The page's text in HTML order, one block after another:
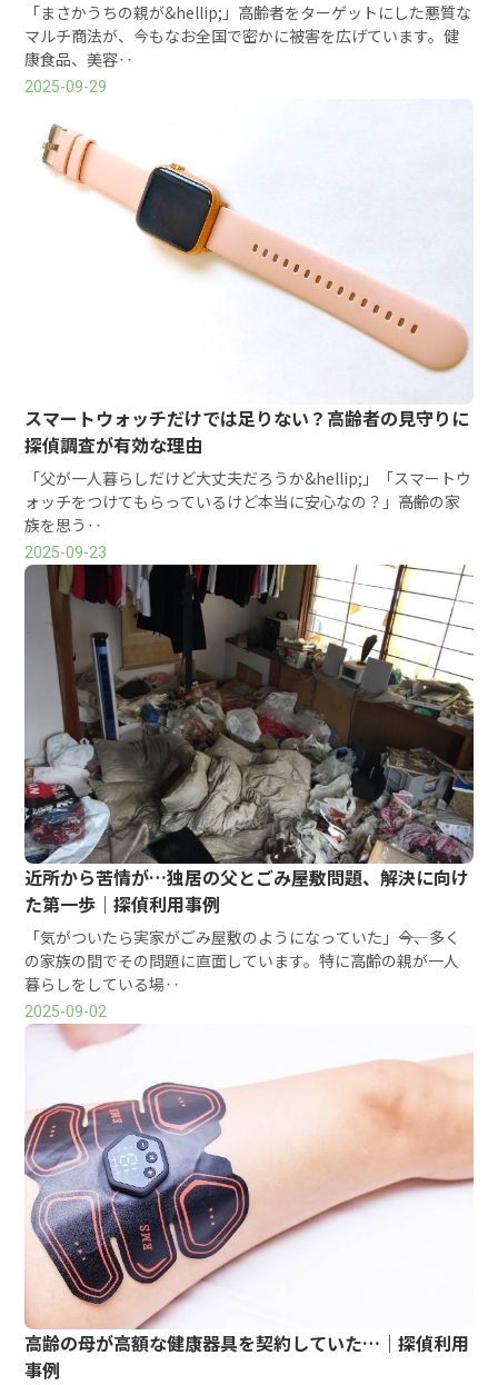
「まさかうちの親が&hellip;」高齢者をターゲットにした悪質な
マルチ商法が、今もなお全国で密かに被害を広げています。健
康食品、美容‥
2025-09-29
スマートウォッチだけでは足りない？高齢者の見守りに
探偵調査が有効な理由
「父が一人暮らしだけど大丈夫だろうか&hellip;」「スマートウ
ォッチをつけてもらっているけど本当に安心なの？」――高齢の家
族を思う‥
2025-09-23
近所から苦情が…独居の父とごみ屋敷問題、解決に向け
た第一歩｜探偵利用事例
「気がついたら実家がごみ屋敷のようになっていた」――今、多く
の家族の間でその問題に直面しています。特に高齢の親が一人
暮らしをしている場‥
2025-09-02
高齢の母が高額な健康器具を契約していた…｜探偵利用
事例